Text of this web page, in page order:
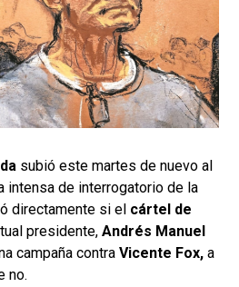
subió este martes de nuevo al
intensa de interrogatorio de la
directamente si el cártel de
presidente, Andrés Manuel
campaña contra Vicente Fox, a
no.